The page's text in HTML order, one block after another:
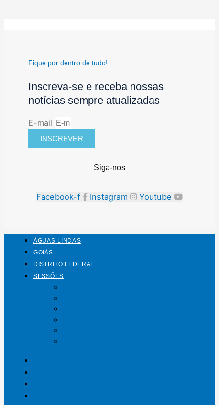
Fique por dentro de tudo!
Inscreva-se e receba nossas
notícias sempre atualizadas
E-mail
INSCREVER
Siga-nos
Facebook-f Instagram Youtube
ÁGUAS LINDAS
GOIÁS
DISTRITO FEDERAL
SESSÕES